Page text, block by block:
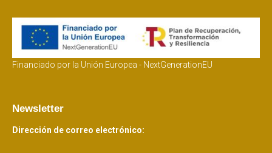
Financiado por la Unión Europea - NextGenerationEU
Newsletter
Dirección de correo electrónico: